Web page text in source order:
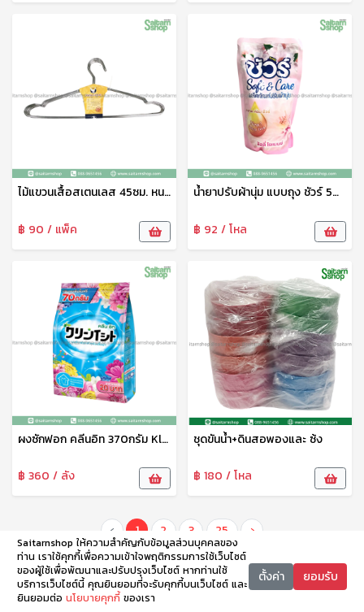
ไม้แขวนเสื้อสเตนเลส 45ซม. หนา รว
฿ 90 / แพ็ค
น้ำยาปรับผ้านุ่ม แบบถุง ชัวร์ 500มล.กลิ่นลิลลี่ โรแมนซ์ Sure
฿ 92 / โหล
ผงซักฟอก คลีนอิท 370กรัม Kleen-it
฿ 360 / ลัง
ชุดขันน้ำ+ดินสอพองและ ซ้ง
฿ 180 / โหล
‹ 1 2 3 25 ›
Saitarnshop ให้ความสำคัญกับข้อมูลส่วนบุคคลของ
ท่าน เราใช้คุกกี้เพื่อความเข้าใจพฤติกรรมการใช้เว็บไซต์
ของผู้ใช้เพื่อพัฒนาและปรับปรุงเว็บไซต์ หากท่านใช้
บริการเว็บไซต์นี้ คุณยินยอมที่จะรับคุกกี้บนเว็บไซต์ และ
ยินยอมต่อ นโยบายคุกกี้ ของเรา
ตั้งค่า ยอมรับ